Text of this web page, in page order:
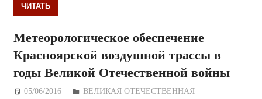
ЧИТАТЬ
Метеорологическое обеспечение
Красноярской воздушной трассы в
годы Великой Отечественной войны
05/06/2016 Дежурный по Редакции
ВЕЛИКАЯ ОТЕЧЕСТВЕННАЯ